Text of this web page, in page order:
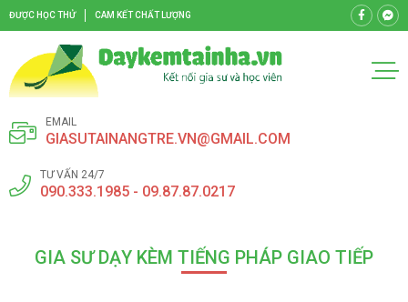
ĐƯỢC HỌC THỬ CAM KẾT CHẤT LƯỢNG
EMAIL
GIASUTAINANGTRE.VN@GMAIL.COM
TƯ VẤN 24/7
090.333.1985 - 09.87.87.0217
GIA SƯ DẠY KÈM TIẾNG PHÁP GIAO TIẾP